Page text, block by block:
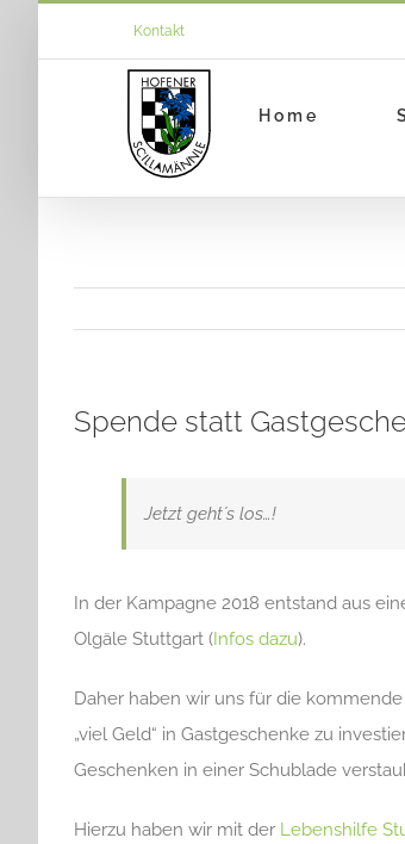
Kontakt
Home
Spende statt
Jetzt geht´s los…!
In der Kampagne 2018 entstand aus
Olgäle Stuttgart (Infos dazu).
Daher haben wir uns für die
„viel Geld“ in Gastgeschenke zu
Geschenken in einer Schublade
Hierzu haben wir mit der Lebenshilfe